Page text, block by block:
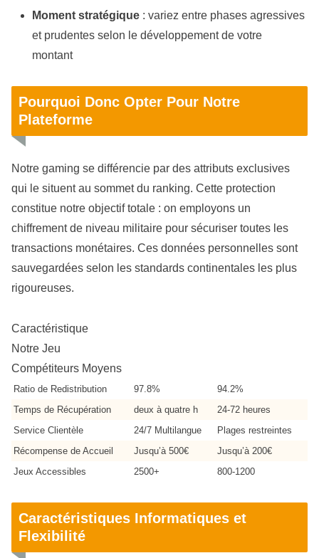
Moment stratégique : variez entre phases agressives
et prudentes selon le développement de votre
montant
Pourquoi Donc Opter Pour Notre
Plateforme
Notre gaming se différencie par des attributs exclusives
qui le situent au sommet du ranking. Cette protection
constitue notre objectif totale : on employons un
chiffrement de niveau militaire pour sécuriser toutes les
transactions monétaires. Ces données personnelles sont
sauvegardées selon les standards continentales les plus
rigoureuses.
Caractéristique
Notre Jeu
Compétiteurs Moyens
Ratio de Redistribution 97.8%
94.2%
Temps de Récupération
deux à quatre h
24-72 heures
Service Clientèle
24/7 Multilangue
Plages restreintes
Récompense de Accueil
Jusqu’à 500€
Jusqu’à 200€
Jeux Accessibles
2500+ 800-1200
Caractéristiques Informatiques et
Flexibilité